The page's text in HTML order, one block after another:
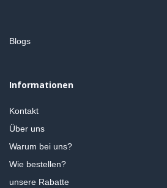
Blogs
Informationen
Kontakt
Über uns
Warum bei uns?
Wie bestellen?
unsere Rabatte